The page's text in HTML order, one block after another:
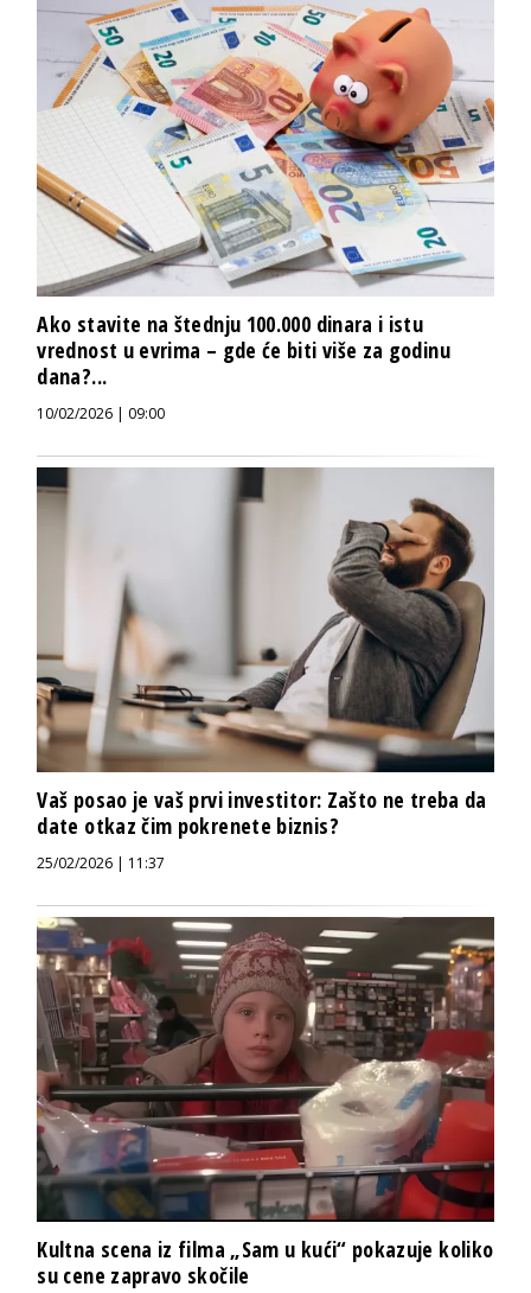
Ako stavite na štednju 100.000 dinara i istu
vrednost u evrima – gde će biti više za godinu
dana?...
10/02/2026 | 09:00
Vaš posao je vaš prvi investitor: Zašto ne treba da
date otkaz čim pokrenete biznis?
25/02/2026 | 11:37
Kultna scena iz filma „Sam u kući“ pokazuje koliko
su cene zapravo skočile